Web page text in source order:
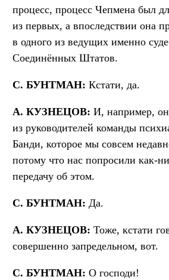
процесс, процесс Чепмена был
из первых, а впоследствии она
в одного из ведущих именно
Соединённых Штатов.
С. БУНТМАН: Кстати, да.
А. КУЗНЕЦОВ: И, например,
из руководителей команды
Банди, которое мы совсем
потому что нас попросили как-
передачу об этом.
С. БУНТМАН: Да.
А. КУЗНЕЦОВ: Тоже, кстати
совершенно запредельном, вот.
С. БУНТМАН: О господи!